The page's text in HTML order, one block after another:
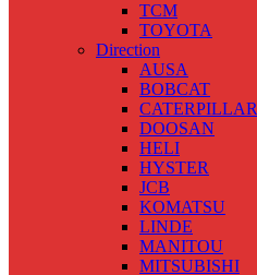
TCM
TOYOTA
Direction
AUSA
BOBCAT
CATERPILLAR
DOOSAN
HELI
HYSTER
JCB
KOMATSU
LINDE
MANITOU
MITSUBISHI